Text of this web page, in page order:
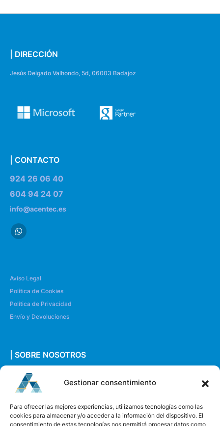
Gestionar consentimiento
Para ofrecer las mejores experiencias, utilizamos tecnologías como las
cookies para almacenar y/o acceder a la información del dispositivo. El
consentimiento de estas tecnologías nos permitirá procesar datos como
| DIRECCIÓN
Jesús Delgado Valhondo, 5d, 06003 Badajoz
| CONTACTO
924 26 06 40
604 94 24 07
info@acentec.es
Aviso Legal
Política de Cookies
Política de Privacidad
Envío y Devoluciones
| SOBRE NOSOTROS
Quiénes somos
Envíanos un mensaje